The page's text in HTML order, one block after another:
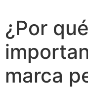
¿Por
marca